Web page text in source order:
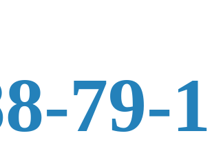
79-